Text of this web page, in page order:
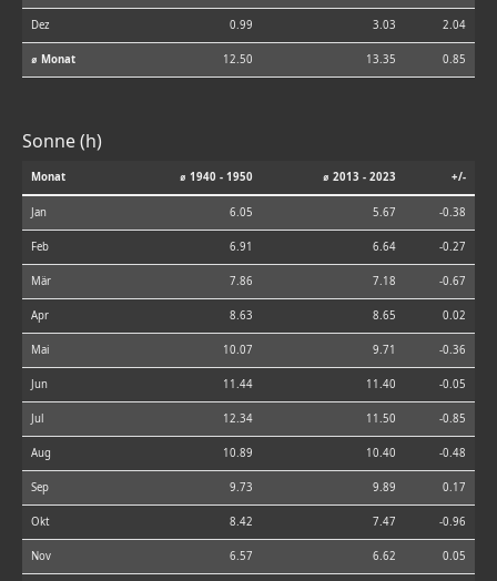
Dez 0.99 3.03 2.04
⌀ Monat 12.50 13.35 0.85
Sonne (h)
Monat ⌀ 1940 - 1950 ⌀ 2013 - 2023 +/-
Jan 6.05 5.67 -0.38
Feb 6.91 6.64 -0.27
Mär 7.86 7.18 -0.67
Apr 8.63 8.65 0.02
Mai 10.07 9.71 -0.36
Jun 11.44 11.40 -0.05
Jul 12.34 11.50 -0.85
Aug 10.89 10.40 -0.48
Sep 9.73 9.89 0.17
Okt 8.42 7.47 -0.96
Nov 6.57 6.62 0.05